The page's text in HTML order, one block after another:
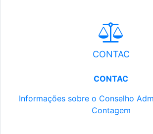
CONTAC
CONTAC
Informações sobre o Conselho
Contagem